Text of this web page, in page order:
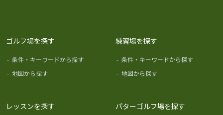
ゴルフ場を探す
- 条件・キーワードから探す
- 地図から探す
練習場を探す
- 条件・キーワードから探す
- 地図から探す
レッスンを探す パターゴルフ場を探す